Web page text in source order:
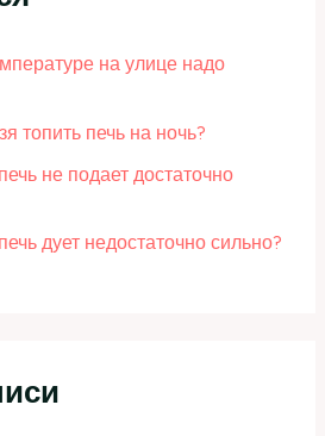
на улице надо
топить печь на ночь?
не подает достаточно
дует недостаточно сильно?